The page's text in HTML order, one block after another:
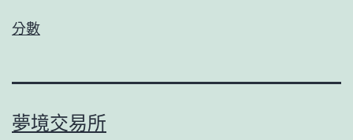
分數
夢境交易所